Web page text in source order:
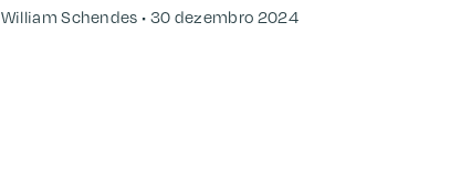
William Schendes 30 dezembro 2024